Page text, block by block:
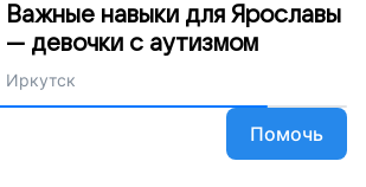
Важные навыки для Ярославы
— девочки с аутизмом
Иркутск
Помочь